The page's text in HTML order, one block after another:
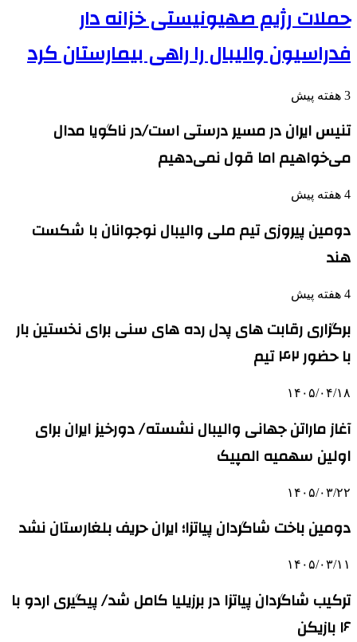
حملات رژیم صهیونیستی خزانه دار
فدراسیون والیبال را راهی بیمارستان کرد
3 هفته پیش
تنیس ایران در مسیر درستی است/در ناگویا مدال
می‌خواهیم اما قول نمی‌دهیم
4 هفته پیش
دومین پیروزی تیم ملی والیبال نوجوانان با شکست
هند
4 هفته پیش
برگزاری رقابت های پدل رده های سنی برای نخستین بار
با حضور ۴۲ تیم
۱۴۰۵/۰۴/۱۸
آغاز ماراتن جهانی والیبال نشسته/ دورخیز ایران برای
اولین سهمیه المپیک
۱۴۰۵/۰۳/۲۲
دومین باخت شاگردان پیاتزا؛ ایران حریف بلغارستان نشد
۱۴۰۵/۰۳/۱۱
ترکیب شاگردان پیاتزا در برزیلیا کامل شد/ پیگیری اردو با
۱۶ بازیکن